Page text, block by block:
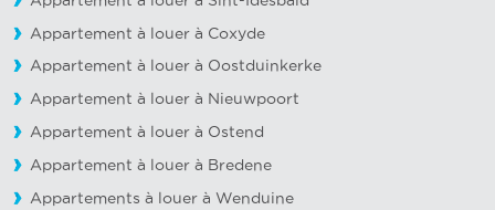
Appartement à louer à Coxyde
Appartement à louer à Oostduinkerke
Appartement à louer à Nieuwpoort
Appartement à louer à Ostend
Appartement à louer à Bredene
Appartements à louer à Wenduine